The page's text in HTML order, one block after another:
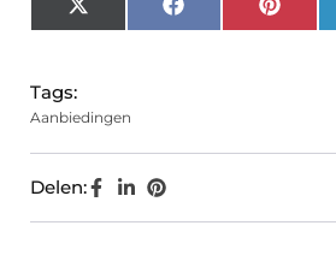
X
(Twitter)
Facebook
Tags:
Aanbiedingen
Delen: